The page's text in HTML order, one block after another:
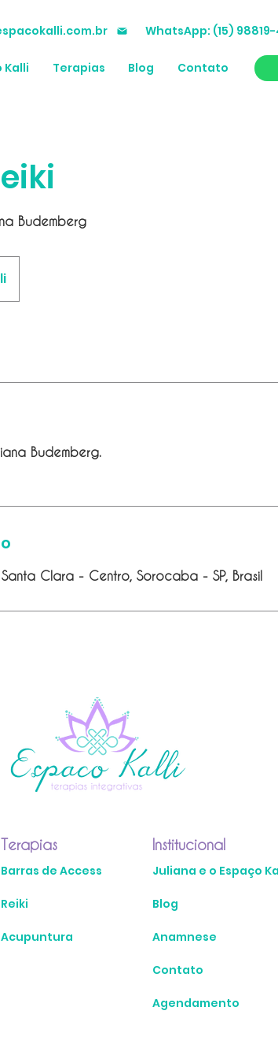
WhatsApp: (15)
Kalli Terapias Blog Contato
Budemberg
Budemberg.
Clara - Centro, Sorocaba - SP, Brasil
Terapias
Barras de Access
Reiki
Acupuntura
Institucional
Juliana e o Espaço
Blog
Anamnese
Contato
Agendamento